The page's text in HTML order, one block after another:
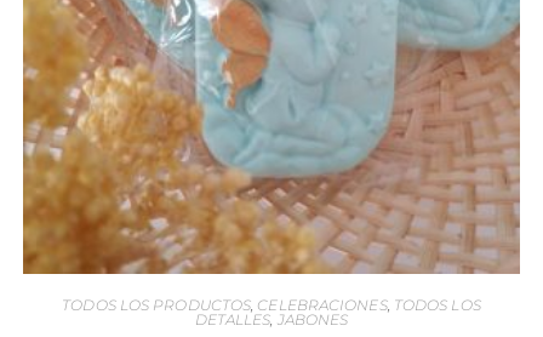
TODOS LOS PRODUCTOS, CELEBRACIONES, TODOS LOS
DETALLES, JABONES